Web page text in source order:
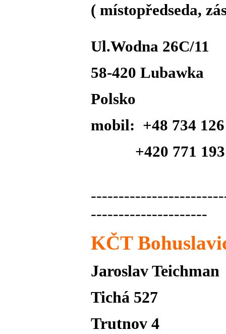
( místopředseda,
Ul.Wodna 26C/11
58-420 Lubawka
Polsko
mobil: +48 734
+420 771 193
---------------------
KČT
Jaroslav Teichman
Tichá 527
Trutnov 4